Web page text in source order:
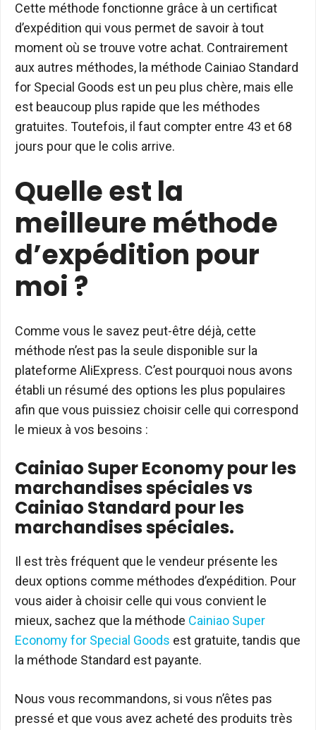
Cette méthode fonctionne grâce à un certificat
d’expédition qui vous permet de savoir à tout
moment où se trouve votre achat. Contrairement
aux autres méthodes, la méthode Cainiao Standard
for Special Goods est un peu plus chère, mais elle
est beaucoup plus rapide que les méthodes
gratuites. Toutefois, il faut compter entre 43 et 68
jours pour que le colis arrive.
Quelle est la
meilleure méthode
d’expédition pour
moi ?
Comme vous le savez peut-être déjà, cette
méthode n’est pas la seule disponible sur la
plateforme AliExpress. C’est pourquoi nous avons
établi un résumé des options les plus populaires
afin que vous puissiez choisir celle qui correspond
le mieux à vos besoins :
Cainiao Super Economy pour les
marchandises spéciales vs
Cainiao Standard pour les
marchandises spéciales.
Il est très fréquent que le vendeur présente les
deux options comme méthodes d’expédition. Pour
vous aider à choisir celle qui vous convient le
mieux, sachez que la méthode Cainiao Super
Economy for Special Goods est gratuite, tandis que
la méthode Standard est payante.
Nous vous recommandons, si vous n’êtes pas
pressé et que vous avez acheté des produits très